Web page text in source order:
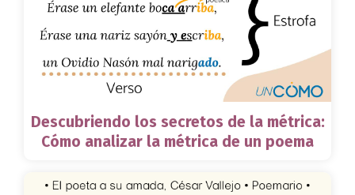
Descubriendo los secretos de la métrica:
Cómo analizar la métrica de un poema